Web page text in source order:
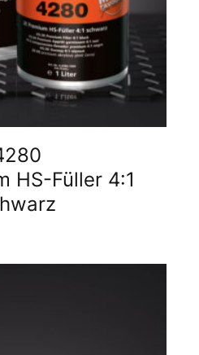
HS-Füller 4:1